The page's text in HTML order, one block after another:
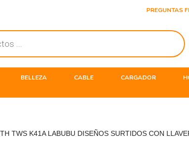
PREGUNTAS
BELLEZA CABLE CARGADOR
TWS K41A LABUBU DISEÑOS SURTIDOS CON